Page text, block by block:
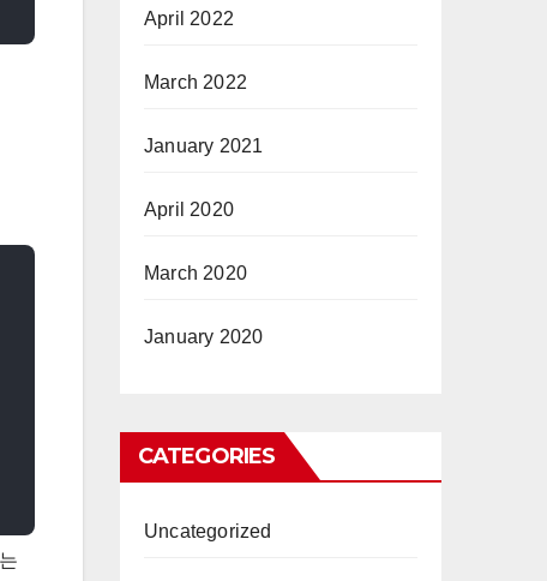
April 2022
March 2022
January 2021
April 2020
March 2020
January 2020
CATEGORIES
Uncategorized